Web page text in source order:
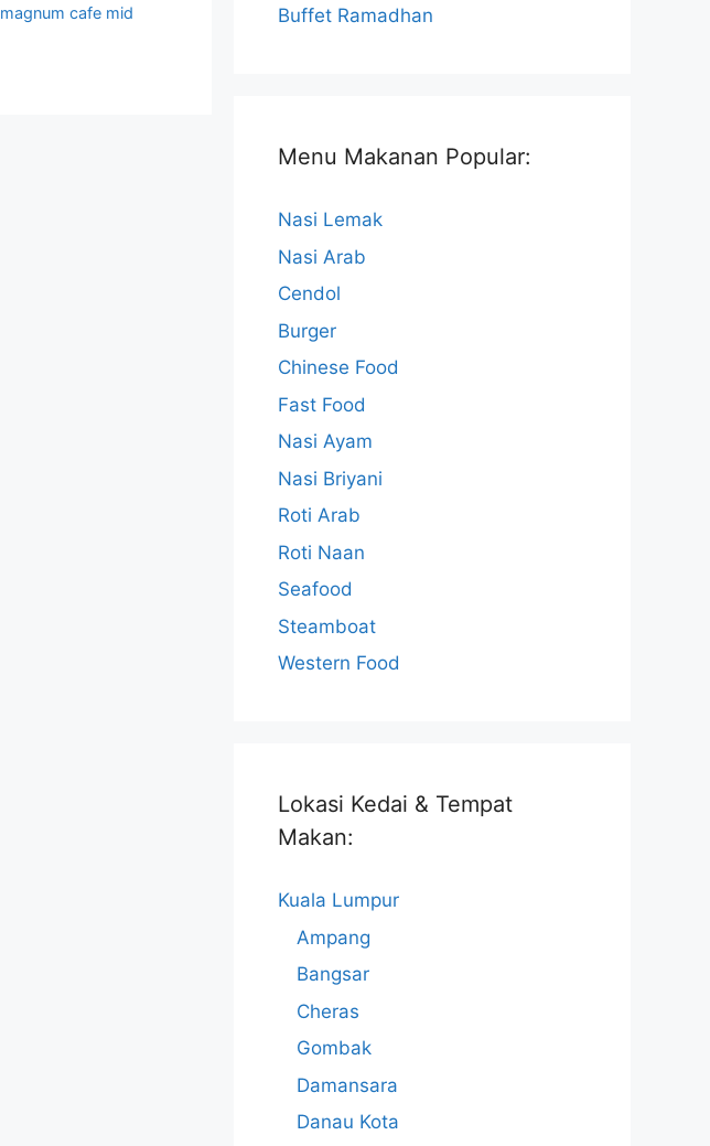
magnum cafe mid
Buffet Ramadhan
Menu Makanan Popular:
Nasi Lemak
Nasi Arab
Cendol
Burger
Chinese Food
Fast Food
Nasi Ayam
Nasi Briyani
Roti Arab
Roti Naan
Seafood
Steamboat
Western Food
Lokasi Kedai & Tempat
Makan:
Kuala Lumpur
Ampang
Bangsar
Cheras
Gombak
Damansara
Danau Kota